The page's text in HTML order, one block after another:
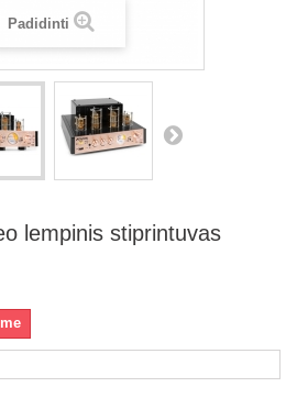
Padidinti
lempinis stiprintuvas